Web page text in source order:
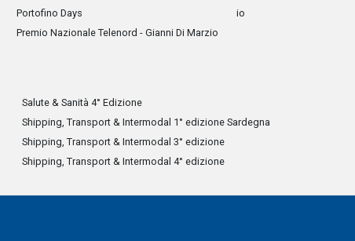
Portofino Days
Premio Nazionale Telenord - Gianni Di Marzio
io
Salute & Sanità 4° Edizione
Shipping, Transport & Intermodal 1° edizione Sardegna
Shipping, Transport & Intermodal 3° edizione
Shipping, Transport & Intermodal 4° edizione